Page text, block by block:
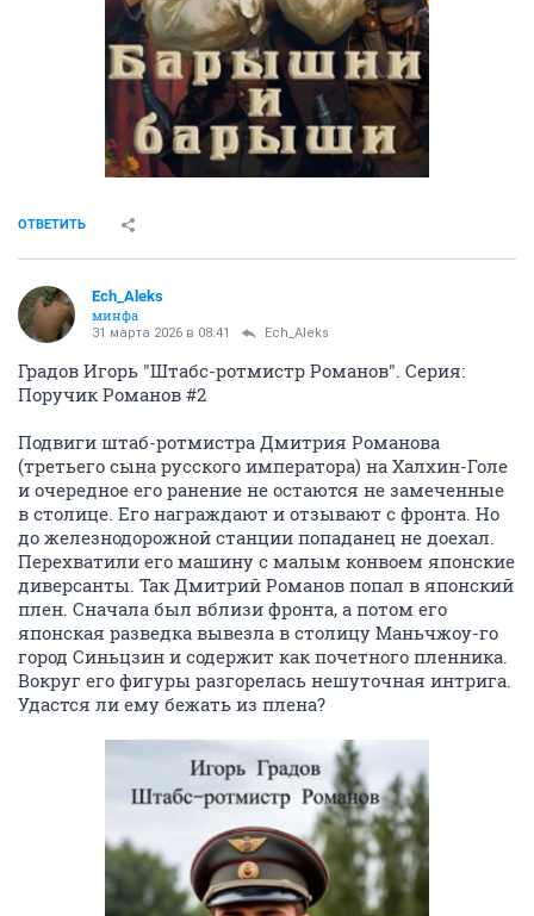
ОТВЕТИТЬ
Ech_Aleks
минфа
31 марта 2026 в 08:41 Ech_Aleks
Градов Игорь "Штабс-ротмистр Романов". Серия:
Поручик Романов #2
Подвиги штаб-ротмистра Дмитрия Романова
(третьего сына русского императора) на Халхин-Голе
и очередное его ранение не остаются не замеченные
в столице. Его награждают и отзывают с фронта. Но
до железнодорожной станции попаданец не доехал.
Перехватили его машину с малым конвоем японские
диверсанты. Так Дмитрий Романов попал в японский
плен. Сначала был вблизи фронта, а потом его
японская разведка вывезла в столицу Маньчжоу-го
город Синьцзин и содержит как почетного пленника.
Вокруг его фигуры разгорелась нешуточная интрига.
Удастся ли ему бежать из плена?